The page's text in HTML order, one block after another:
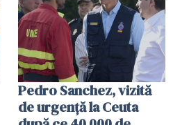
Pedro Sanchez, vizită
de urgență la Ceuta